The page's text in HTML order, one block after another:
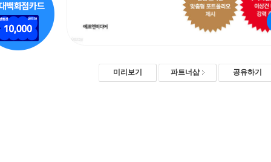
미리보기 파트너샵 공유하기